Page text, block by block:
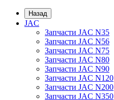
Назад
JAC
Запчасти JAC N35
Запчасти JAC N56
Запчасти JAC N75
Запчасти JAC N80
Запчасти JAC N90
Запчасти JAC N120
Запчасти JAC N200
Запчасти JAC N350